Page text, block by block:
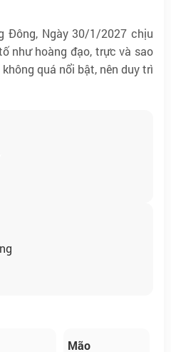
Đông, Ngày 30/1/2027 chịu
như hoàng đạo, trực và sao
quá nổi bật, nên duy trì
Mão